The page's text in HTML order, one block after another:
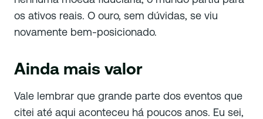
os ativos reais. O ouro, sem dúvidas, se viu
novamente bem-posicionado.
Ainda mais valor
Vale lembrar que grande parte dos eventos que
citei até aqui aconteceu há poucos anos. Eu sei,